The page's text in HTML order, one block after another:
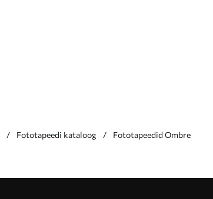
Fototapeedi kataloog Fototapeedid Ombre